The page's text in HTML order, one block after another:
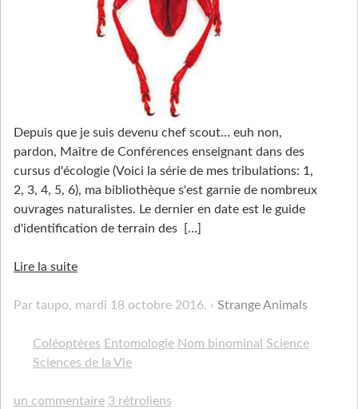
Depuis que je suis devenu chef scout… euh non,
pardon, Maître de Conférences enseignant dans des
cursus d'écologie (Voici la série de mes tribulations: 1,
2, 3, 4, 5, 6), ma bibliothèque s'est garnie de nombreux
ouvrages naturalistes. Le dernier en date est le guide
d'identification de terrain des
[…]
Lire la suite
Par taupo, mardi 18 octobre 2016. Strange Animals
Coléoptères Entomologie Nom binominal
Science
Sciences de la Vie
un commentaire 3 rétroliens